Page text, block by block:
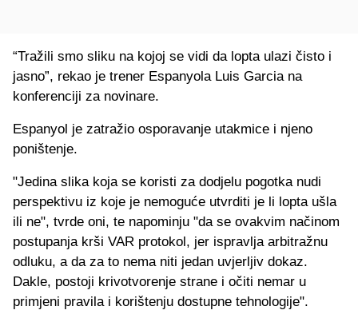
“Tražili smo sliku na kojoj se vidi da lopta ulazi čisto i
jasno”, rekao je trener Espanyola Luis Garcia na
konferenciji za novinare.
Espanyol je zatražio osporavanje utakmice i njeno
poništenje.
"Jedina slika koja se koristi za dodjelu pogotka nudi
perspektivu iz koje je nemoguće utvrditi je li lopta ušla
ili ne", tvrde oni, te napominju "da se ovakvim načinom
postupanja krši VAR protokol, jer ispravlja arbitražnu
odluku, a da za to nema niti jedan uvjerljiv dokaz.
Dakle, postoji krivotvorenje strane i očiti nemar u
primjeni pravila i korištenju dostupne tehnologije".